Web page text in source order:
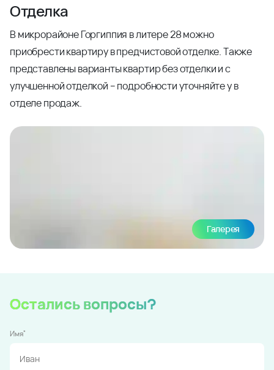
Отделка
В микрорайоне Горгиппия в литере 28 можно
приобрести квартиру в предчистовой отделке. Также
представлены варианты квартир без отделки и с
улучшенной отделкой – подробности уточняйте у в
отделе продаж.
Галерея
Остались вопросы?
Имя*